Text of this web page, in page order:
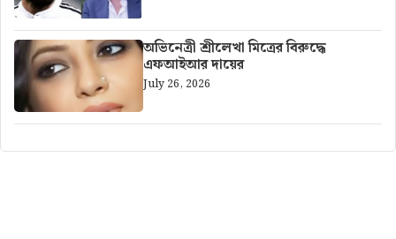
অভিনেত্রী শ্রীলেখা মিত্রের বিরুদ্ধে
এফআইআর দায়ের
July 26, 2026